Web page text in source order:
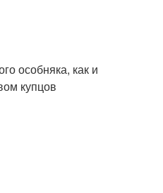
особняка, как и
купцов